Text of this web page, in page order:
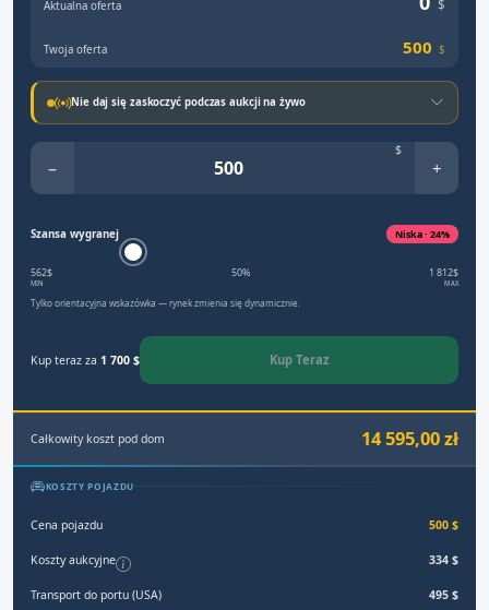
Aktualna oferta $
Twoja oferta 500 $
Nie daj się zaskoczyć podczas aukcji na żywo
−
$
+
Szansa wygranej Niska · 24%
562$
MIN
50% 1 812$
MAX
Tylko orientacyjna wskazówka — rynek zmienia się dynamicznie.
Kup teraz za 1 700 $ Kup Teraz
Całkowity koszt pod dom 14 595,00 zł
KOSZTY POJAZDU
Cena pojazdu 500 $
Koszty aukcyjne 334 $
Transport do portu (USA) 495 $